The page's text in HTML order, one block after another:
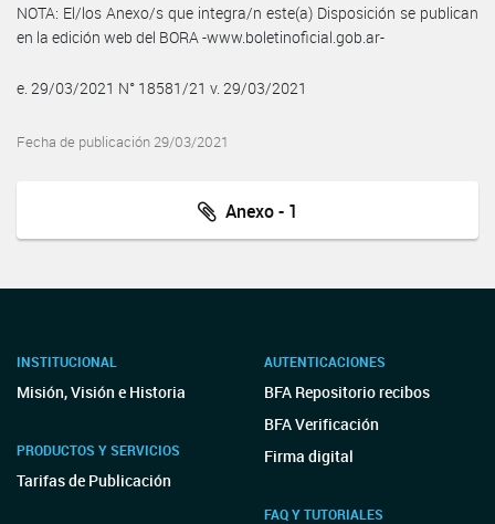
NOTA: El/los Anexo/s que integra/n este(a) Disposición se publican
en la edición web del BORA -www.boletinoficial.gob.ar-
e. 29/03/2021 N° 18581/21 v. 29/03/2021
Fecha de publicación 29/03/2021
Anexo - 1
INSTITUCIONAL
Misión, Visión e Historia
PRODUCTOS Y SERVICIOS
Tarifas de Publicación
AUTENTICACIONES
BFA Repositorio recibos
BFA Verificación
Firma digital
FAQ Y TUTORIALES